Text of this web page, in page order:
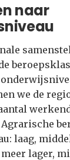
naar
we de
laag,
lager,